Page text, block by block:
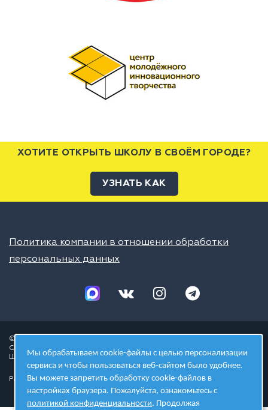
ХОТИТЕ ОТКРЫТЬ ШКОЛУ В СВОЁМ ГОРОДЕ?
УЗНАТЬ КАК
Политика компании в отношении обработки
персональных данных
© 2026 ШЦТ
Сеть центров молодёжного инновационного творчества
Школа цифровых технологий
Разработано в студии
Мы обрабатываем cookie-файлы с целью персонализации
сервиса и чтобы пользоваться веб-сайтом было удобнее.
Вы можете запретить обработку cookie-файлов в
настройках браузера. Пожалуйста, ознакомьтесь с
политикой конфиденциальности. Продолжая